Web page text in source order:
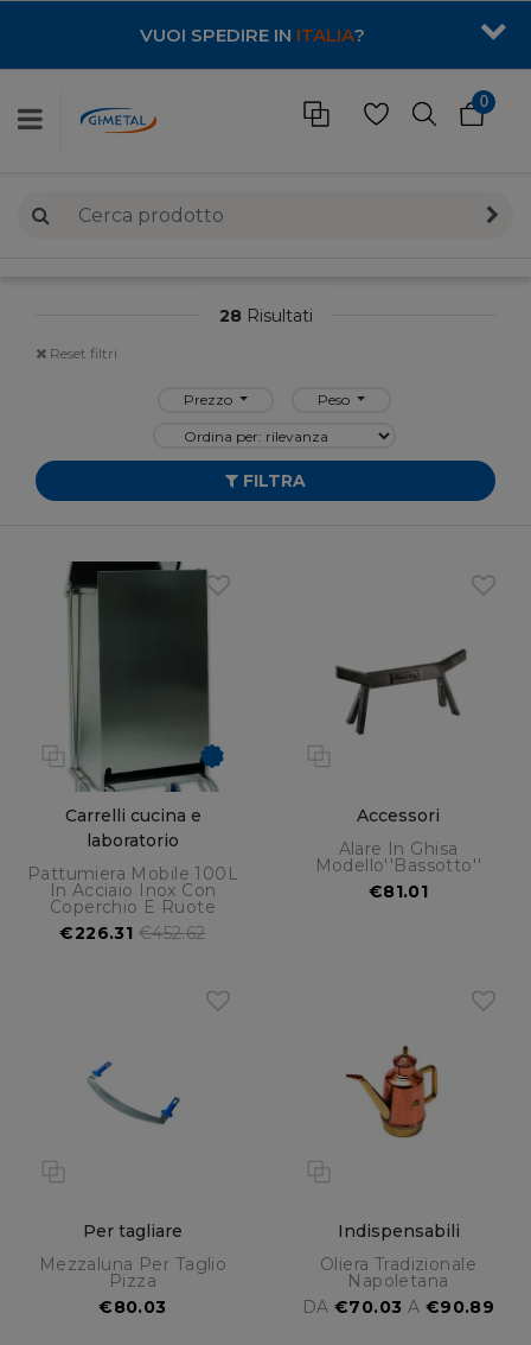
VUOI SPEDIRE IN ITALIA?
0
28 Risultati
Reset filtri
Prezzo Peso
FILTRA
Carrelli cucina e
laboratorio
Pattumiera Mobile 100L
In Acciaio Inox Con
Coperchio E Ruote
€226.31 €452.62
Accessori
Alare In Ghisa
Modello''bassotto''
€81.01
Per tagliare
Mezzaluna Per Taglio
Pizza
€80.03
Indispensabili
Oliera Tradizionale
Napoletana
DA €70.03 A €90.89